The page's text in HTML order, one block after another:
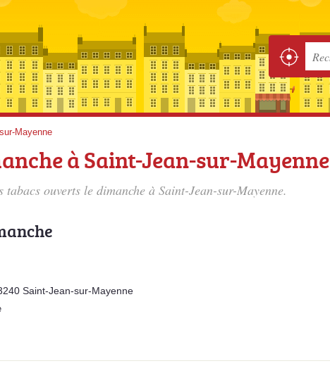
Mayenne
à Saint-Jean-sur-Mayenne
ouverts le dimanche à Saint-Jean-sur-Mayenne.
Saint-Jean-sur-Mayenne